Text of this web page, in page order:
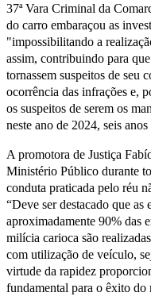
37ª Vara Criminal da
do carro embaraçou as
"impossibilitando a
assim, contribuindo para
tornassem suspeitos de seu
ocorrência das infrações e,
os suspeitos de serem os
neste ano de 2024, seis
A promotora de Justiça
Ministério Público durante
conduta praticada pelo réu
“Deve ser destacado que as
aproximadamente 90% das
milícia carioca são
com utilização de veículo,
virtude da rapidez
fundamental para o êxito do